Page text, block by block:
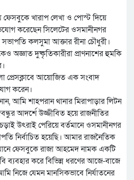
খারাপ লেখা ও পোস্ট দিয়ে
করেছেন সিলেটের ওসমানীনগর
কলসুমা আক্তার রীনা চৌধুরী।
অজ্ঞাত দুষ্কৃতিকারীরা প্রাণনাশের হুমকি
প্রেসক্লাবে আয়োজিত এক সংবাদ
করেন।
আমি শাহপরান থানার মিরাপাড়ার লিটন
আদর্শে উজ্জীবিত হয়ে রাজনীতির
উৎরাই পেরিয়ে বর্তমানে ওসমানীনগর
নির্বাচিত হয়েছি। আমার রাজনৈতিক
ফেসবুকে রাজা আহমেদ নামক একটি
ব্যবহার করে বিভিন্ন ধরণের আজে-বাজে
নিজে যেমন মানসিকভাবে নির্যাতনের